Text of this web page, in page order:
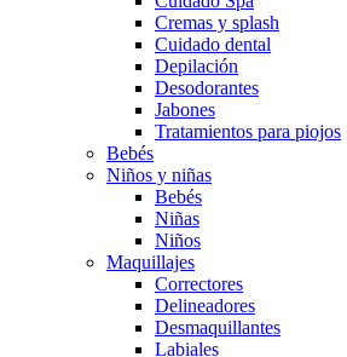
Cremas y splash
Cuidado dental
Depilación
Desodorantes
Jabones
Tratamientos para piojos
Bebés
Niños y niñas
Bebés
Niñas
Niños
Maquillajes
Correctores
Delineadores
Desmaquillantes
Labiales